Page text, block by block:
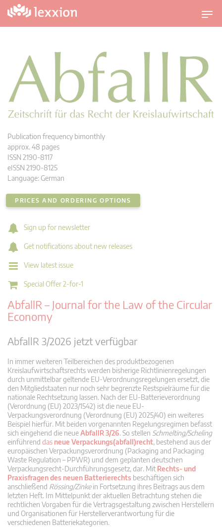
T
o
e
n
v
i
g
Publication frequency bimonthly
approx. 48 pages
ISSN 2190-8117
eISSN 2190-8125
Language: German
PRICES AND ORDERING OPTIONS
Sign up for newsletter
Get notifications about new releases
View latest issue
Special Offer 2-for-1
AbfallR – Journal for the Law of the Circular
Economy
AbfallR 3/2026 jetzt verfügbar
In immer weiteren Teilbereichen des produktbezogenen
Kreislaufwirtschaftsrechts werden bisherige Richtlinienregelungen
durch unmittelbar geltende EU-Verordnungsregelungen ersetzt, die
den Mitgliedstaaten nur noch sehr begrenzte Restspielräume für die
nationale Rechtsetzung lassen. Nach der EU-Batterieverordnung
(Verordnung (EU) 2023/1542) ist die neue EU-
Verpackungsverordnung (Verordnung (EU) 2025/40) ein weiteres
Beispiel hierfür. Mit beiden vorgenannten Regelungsregimen befasst
sich eingehend die neueAbfallR 3/26. So stellen Schmelting/Scheling
einführend das neue Verpackungs(abfall)recht, bestehend aus der
europäischen Verpackungsverordnung (Packaging and Packaging
Waste Regulation – PPWR) und dem geplanten deutschen
Verpackungsrecht-Durchführungsgesetz, dar. Mit Rechts- und
Praxisfragen des neuen Batterierechts beschäftigen sich
anschließend Rössing/Zinkein Fortsetzung ihres Beitrags aus dem
letzten Heft. Im Mittelpunkt der aktuellen Betrachtung stehen die
rechtlichen Vorgaben für die Vertragsgestaltung zwischen Herstellern
und Organisationen für Herstellerverantwortung für die
verschiedenen Batteriekategorien.